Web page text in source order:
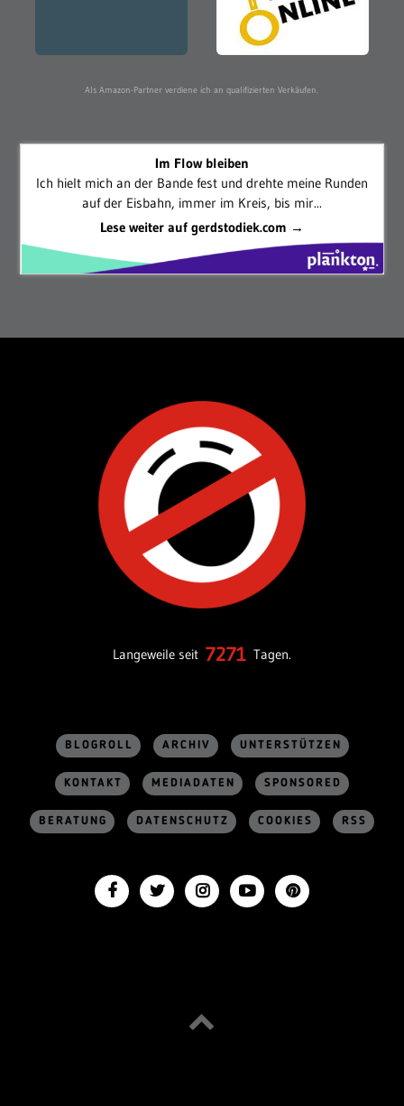
Als Amazon-Partner verdiene ich an qualifizierten Verkäufen.
Im Flow bleiben
Ich hielt mich an der Bande fest und drehte meine Runden
auf der Eisbahn, immer im Kreis, bis mir...
Lese weiter auf gerdstodiek.com →
Langeweile seit 7271 Tagen.
BLOGROLL ARCHIV UNTERSTÜTZEN
KONTAKT MEDIADATEN SPONSORED
BERATUNG DATENSCHUTZ COOKIES RSS